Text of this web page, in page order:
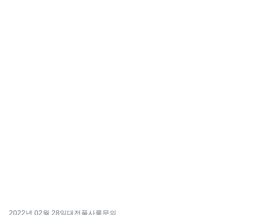
2022년 02월 28일 대전풀사롱문의